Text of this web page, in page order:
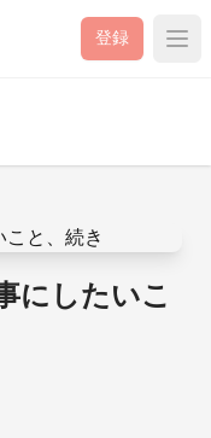
登録
にしたいこ